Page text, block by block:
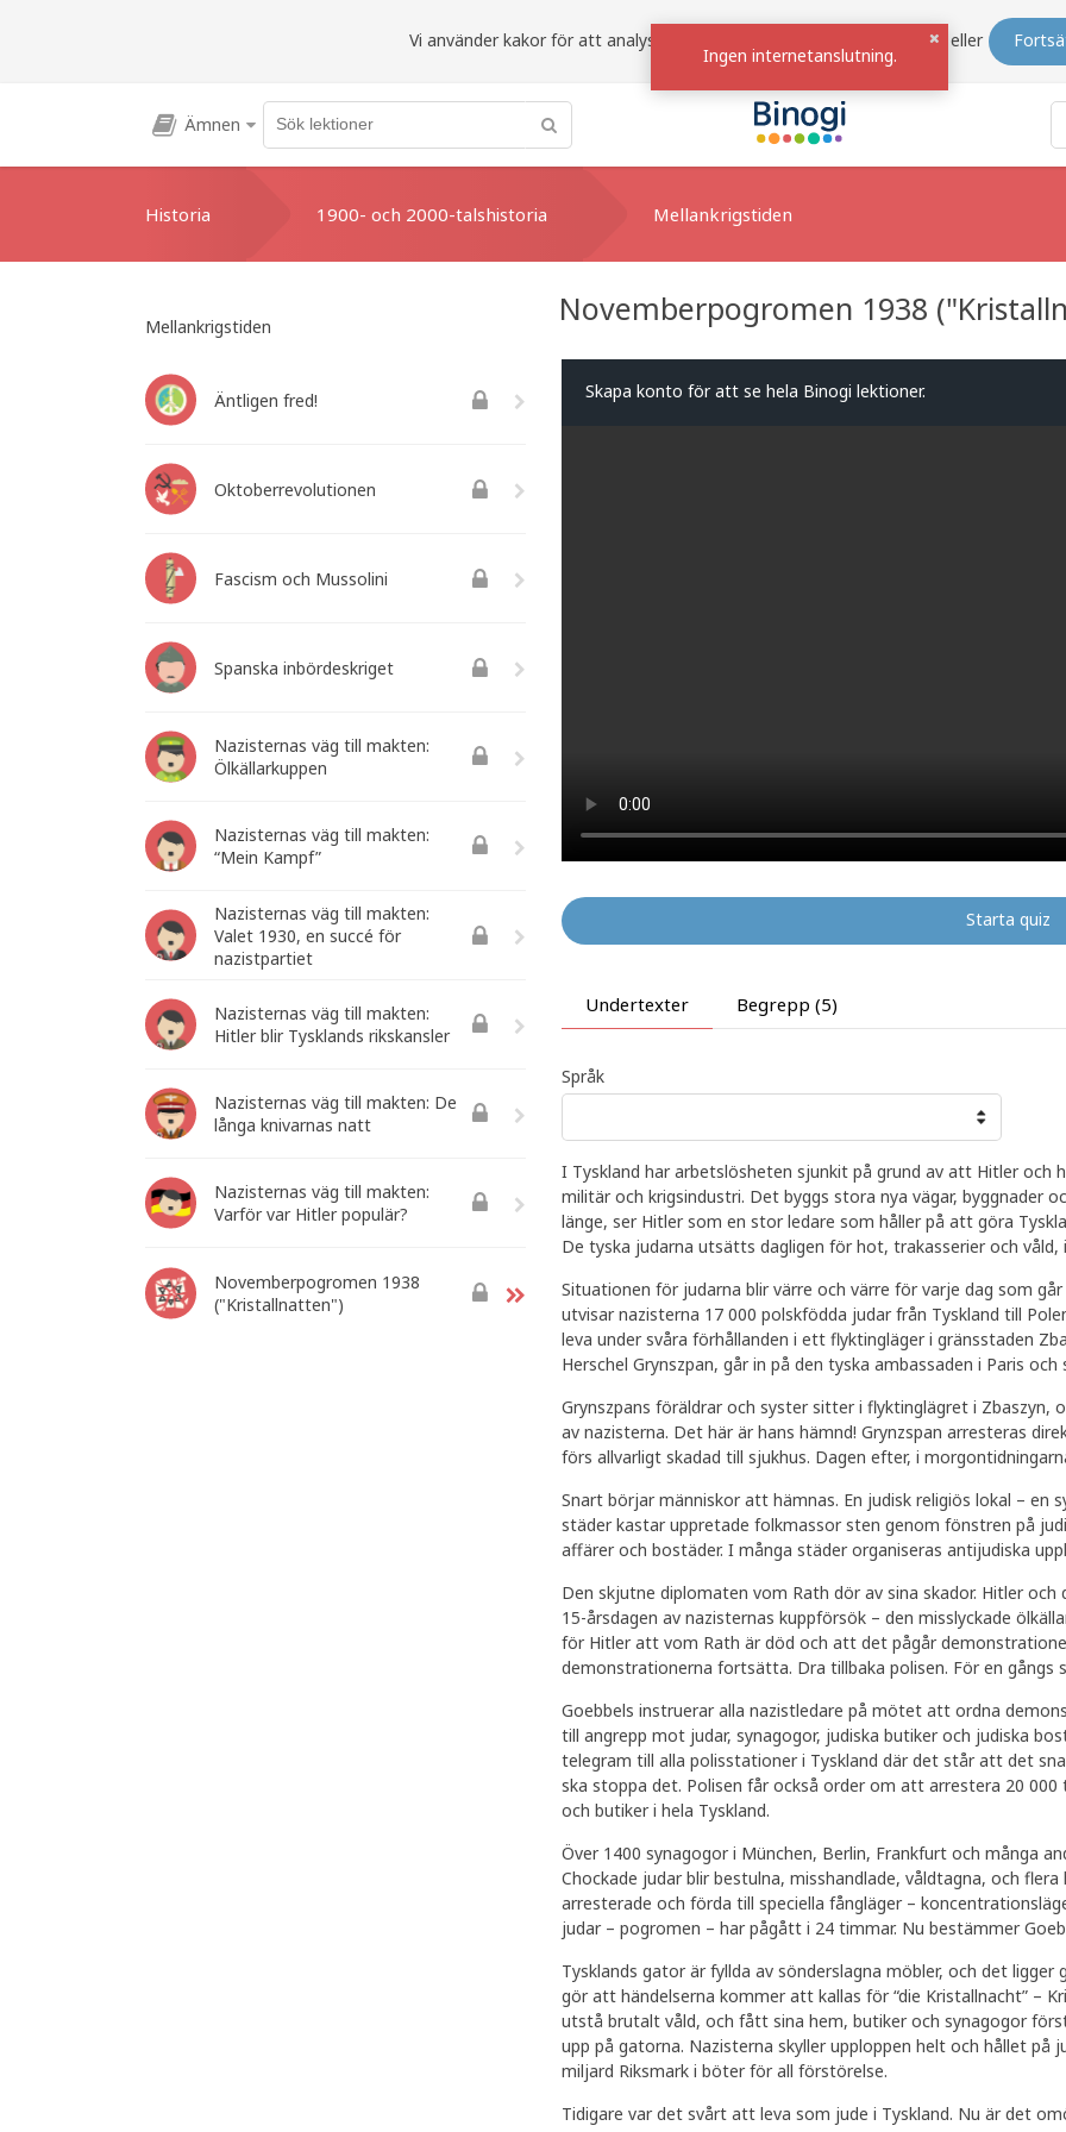
Vi använder kakor för att analysera trafik och förbättra siten. Välj bort eller
Ingen internetanslutning.
Ämnen
Historia 1900- och 2000-talshistoria Mellankrigstiden
Novemberpogromen 1938
Skapa konto för att se hela Binogi lektioner.
Starta quiz
Undertexter Begrepp (5)
Språk
I Tyskland har arbetslösheten sjunkit på grund av att Hitler och
militär och krigsindustri. Det byggs stora nya vägar, byggnader
länge, ser Hitler som en stor ledare som håller på att göra
De tyska judarna utsätts dagligen för hot, trakasserier och våld,
Situationen för judarna blir värre och värre för varje dag som
utvisar nazisterna 17 000 polskfödda judar från Tyskland till
leva under svåra förhållanden i ett flyktingläger i gränsstaden
Herschel Grynszpan, går in på den tyska ambassaden i Paris
Grynszpans föräldrar och syster sitter i flyktinglägret i Zbaszyn,
av nazisterna. Det här är hans hämnd! Grynzspan arresteras
förs allvarligt skadad till sjukhus. Dagen efter, i
Snart börjar människor att hämnas. En judisk religiös lokal – en
städer kastar uppretade folkmassor sten genom fönstren på
affärer och bostäder. I många städer organiseras antijudiska
Den skjutne diplomaten vom Rath dör av sina skador. Hitler
15-årsdagen av nazisternas kuppförsök – den misslyckade
för Hitler att vom Rath är död och att det pågår
demonstrationerna fortsätta. Dra tillbaka polisen. För en gångs
Goebbels instruerar alla nazistledare på mötet att ordna
till angrepp mot judar, synagogor, judiska butiker och judiska
telegram till alla polisstationer i Tyskland där det står att det
ska stoppa det. Polisen får också order om att arrestera 20 000
och butiker i hela Tyskland.
Över 1400 synagogor i München, Berlin, Frankfurt och många
Chockade judar blir bestulna, misshandlade, våldtagna, och
arresterade och förda till speciella fångläger –
judar – pogromen – har pågått i 24 timmar. Nu bestämmer
Tysklands gator är fyllda av sönderslagna möbler, och det
gör att händelserna kommer att kallas för “die Kristallnacht” –
utstå brutalt våld, och fått sina hem, butiker och synagogor
upp på gatorna. Nazisterna skyller upploppen helt och hållet på
miljard Riksmark i böter för all förstörelse.
Tidigare var det svårt att leva som jude i Tyskland. Nu är det
Mellankrigstiden
Äntligen fred!
Oktoberrevolutionen
Fascism och Mussolini
Spanska inbördeskriget
Nazisternas väg till makten:
Ölkällarkuppen
Nazisternas väg till makten:
“Mein Kampf”
Nazisternas väg till makten:
Valet 1930, en succé för
nazistpartiet
Nazisternas väg till makten:
Hitler blir Tysklands rikskansler
Nazisternas väg till makten: De
långa knivarnas natt
Nazisternas väg till makten:
Varför var Hitler populär?
Novemberpogromen 1938
("Kristallnatten")